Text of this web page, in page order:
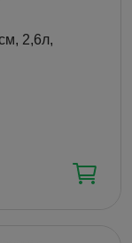
2,6л,